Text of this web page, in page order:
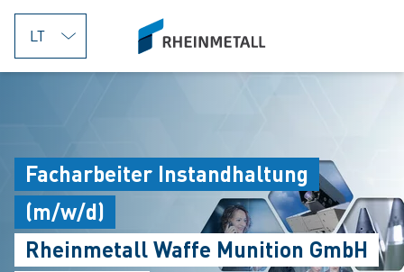
jumpToMain
siteLogo
Facharbeiter Instandhaltung
(m/w/d)
Rheinmetall Waffe Munition GmbH